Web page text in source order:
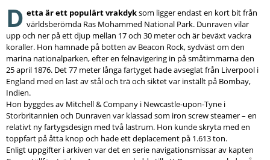
D etta är ett populärt vrakdyksom ligger endast en kort bit från
världsberömda Ras Mohammed National Park. Dunraven vilar
upp och ner på ett djup mellan 17 och 30 meter och är beväxt vackra
koraller. Hon hamnade på botten av Beacon Rock, sydväst om den
marina nationalparken, efter en felnavigering in på småtimmarna den
25 april 1876. Det 77 meter långa fartyget hade avseglat från Liverpool i
England med en last av stål och trä och siktet var inställt på Bombay,
Indien.
Hon byggdes av Mitchell & Company i Newcastle-upon-Tyne i
Storbritannien och Dunraven var klassad som iron screw steamer – en
relativt ny fartygsdesign med två lastrum. Hon kunde skryta med en
toppfart på åtta knop och hade ett deplacement på 1.613 ton.
Enligt uppgifter i arkiven var det en serie navigationsmissar av kapten